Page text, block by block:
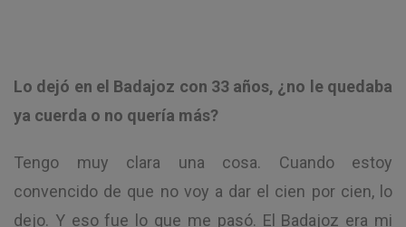
Lo dejó en el Badajoz con 33 años, ¿no le quedaba
ya cuerda o no quería más?
Tengo muy clara una cosa. Cuando estoy
convencido de que no voy a dar el cien por cien, lo
dejo. Y eso fue lo que me pasó. El Badajoz era mi